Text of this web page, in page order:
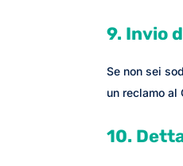
9. Invio
Se non sei
un reclamo al
10.